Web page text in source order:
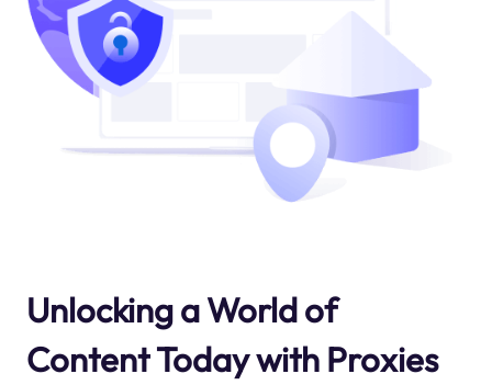
Unlocking a World of
Content Today with Proxies